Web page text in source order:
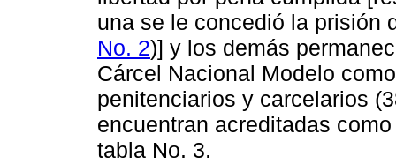
una se le concedió la prisión
No. 2)] y los demás
Cárcel Nacional Modelo
penitenciarios y carcelarios
encuentran acreditadas
tabla No. 3.